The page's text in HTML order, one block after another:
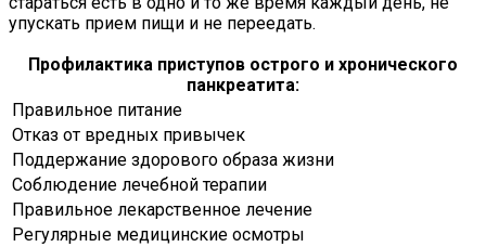
упускать прием пищи и не переедать.
Профилактика приступов острого и хронического
панкреатита:
Правильное питание
Отказ от вредных привычек
Поддержание здорового образа жизни
Соблюдение лечебной терапии
Правильное лекарственное лечение
Регулярные медицинские осмотры